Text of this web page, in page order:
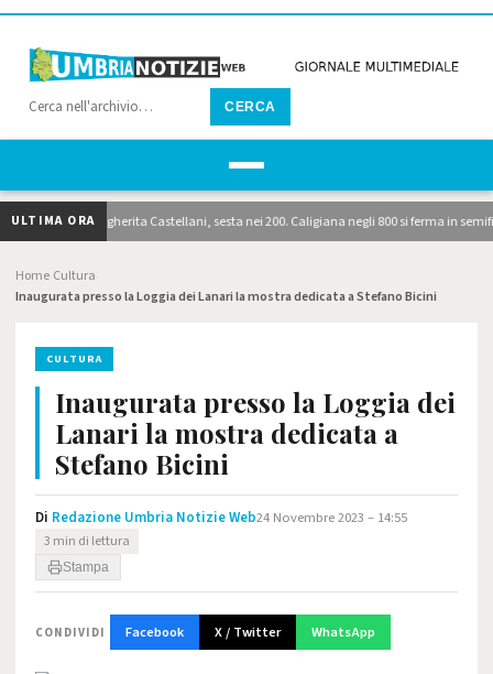
CERCA
ULTIMA ORA
brilla Margherita Castellani, sesta nei 200. Caligiana negli 800 si ferma in semifinale.
Home Cultura
Inaugurata presso la Loggia dei Lanari la mostra dedicata a Stefano Bicini
CULTURA
Inaugurata presso la Loggia dei
Lanari la mostra dedicata a
Stefano Bicini
Di Redazione Umbria Notizie Web24 Novembre 2023 – 14:55
3 min di lettura
Stampa
CONDIVIDI Facebook X / Twitter WhatsApp